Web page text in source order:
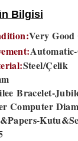
Bilgisi
Very
Steel/Çelik
Bracelet-
Computer